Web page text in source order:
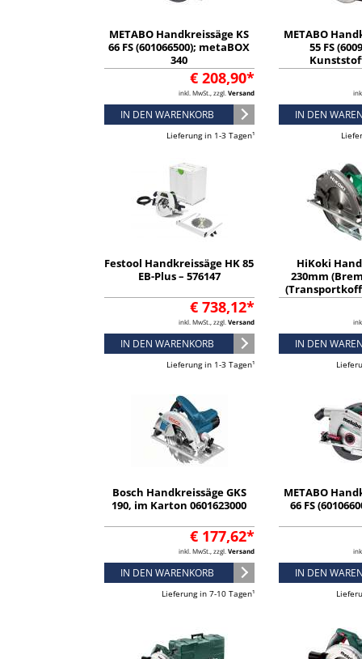
METABO Handkreissäge KS
66 FS (601066500); metaBOX
340
€ 208,90*
inkl. MwSt., zzgl. Versand
IN DEN WARENKORB
Lieferung in 1-3 Tagen¹
METABO
55 FS
IN DEN
Festool Handkreissäge HK 85
EB-Plus – 576147
€ 738,12*
inkl. MwSt., zzgl. Versand
IN DEN WARENKORB
Lieferung in 1-3 Tagen¹
HiKoki
230mm
88mm
IN DEN
Bosch Handkreissäge GKS
190, im Karton 0601623000
€ 177,62*
inkl. MwSt., zzgl. Versand
IN DEN WARENKORB
Lieferung in 7-10 Tagen¹
METABO
66 FS
IN DEN